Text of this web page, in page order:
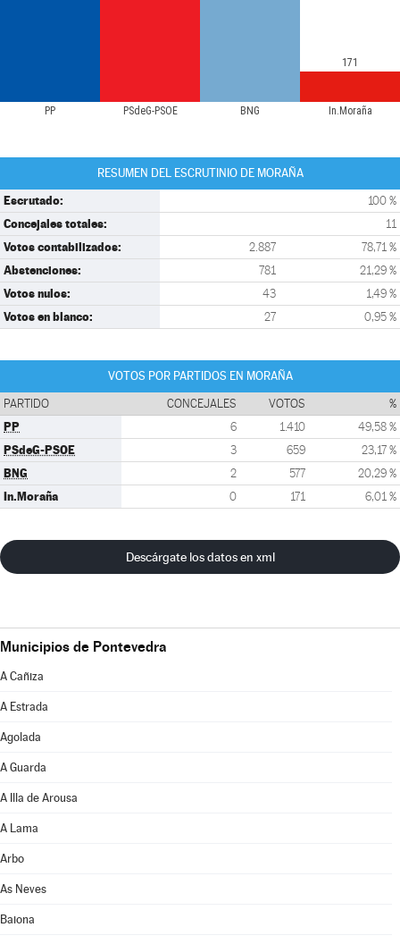
PP PSdeG-PSOE BNG In.Moraña
171
RESUMEN DEL ESCRUTINIO DE MORAÑA
Escrutado: 100 %
Concejales totales: 11
Votos contabilizados: 2.887 78,71 %
Abstenciones: 781 21,29 %
Votos nulos: 43 1,49 %
Votos en blanco: 27 0,95 %
VOTOS POR PARTIDOS EN MORAÑA
PARTIDO CONCEJALES VOTOS %
PP 6 1.410 49,58 %
PSdeG-PSOE 3 659 23,17 %
BNG 2 577 20,29 %
In.Moraña 0 171 6,01 %
Descárgate los datos en xml
Municipios de Pontevedra
A Cañiza
A Estrada
Agolada
A Guarda
A Illa de Arousa
A Lama
Arbo
As Neves
Baiona